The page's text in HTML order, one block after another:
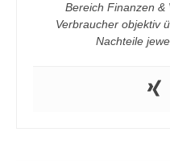
Bereich Finanzen &
Verbraucher objektiv
Nachteile